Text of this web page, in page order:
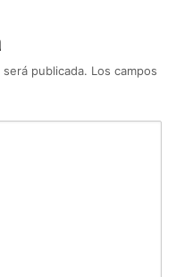
publicada. Los campos